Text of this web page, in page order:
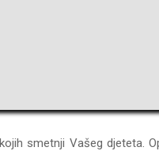
smetnji Vašeg djeteta.